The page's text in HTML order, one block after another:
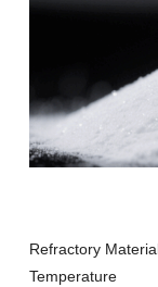
Refractory
Temperature